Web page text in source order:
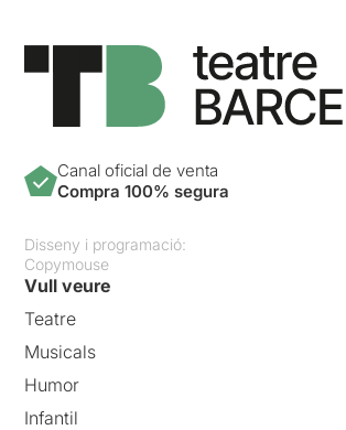
Canal oficial de venta
Compra 100% segura
Disseny i programació:
Copymouse
Vull veure
Teatre
Musicals
Humor
Infantil